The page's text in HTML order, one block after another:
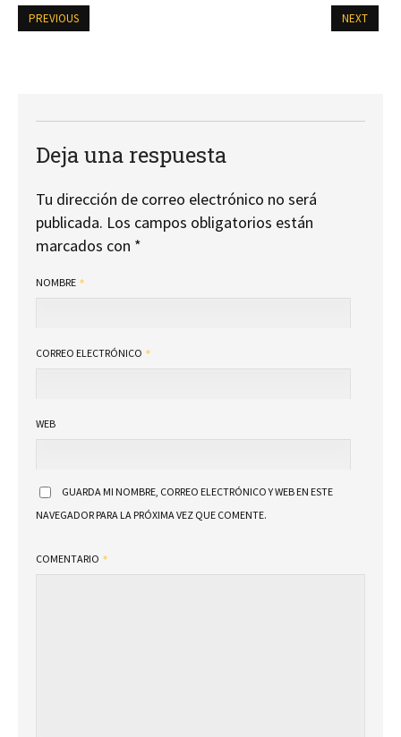
PREVIOUS NEXT
Deja una respuesta
Tu dirección de correo electrónico no será
publicada. Los campos obligatorios están
marcados con *
NOMBRE
CORREO ELECTRÓNICO
WEB
GUARDA MI NOMBRE, CORREO ELECTRÓNICO Y WEB EN ESTE
NAVEGADOR PARA LA PRÓXIMA VEZ QUE COMENTE.
COMENTARIO